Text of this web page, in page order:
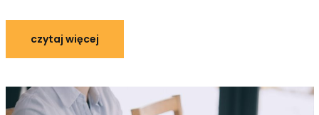
czytaj więcej